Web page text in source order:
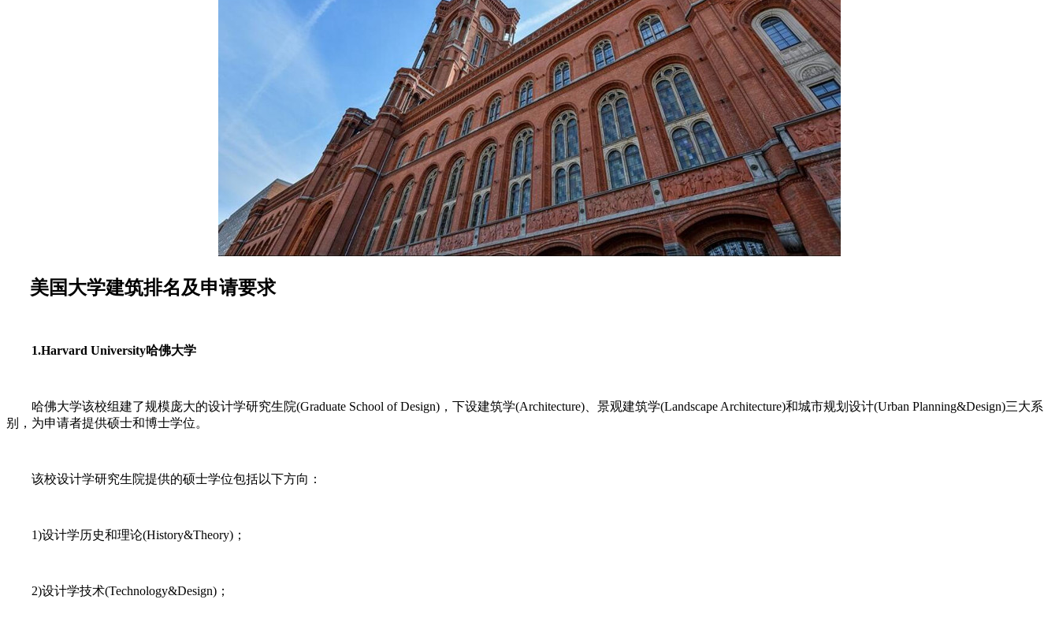
美国大学建筑排名及申请要求
1.Harvard University哈佛大学
哈佛大学该校组建了规模庞大的设计学研究生院(Graduate School of Design)，下设建筑学(Architecture)、景观建筑学(Landscape Architecture)和城市规划设计(Urban Planning&Design)三大系
别，为申请者提供硕士和博士学位。
该校设计学研究生院提供的硕士学位包括以下方向：
1)设计学历史和理论(History&Theory)；
2)设计学技术(Technology&Design)；